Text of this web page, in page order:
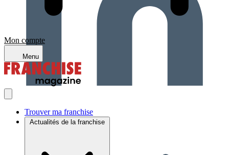
Mon compte
Menu
Trouver ma franchise
Actualités de la franchise